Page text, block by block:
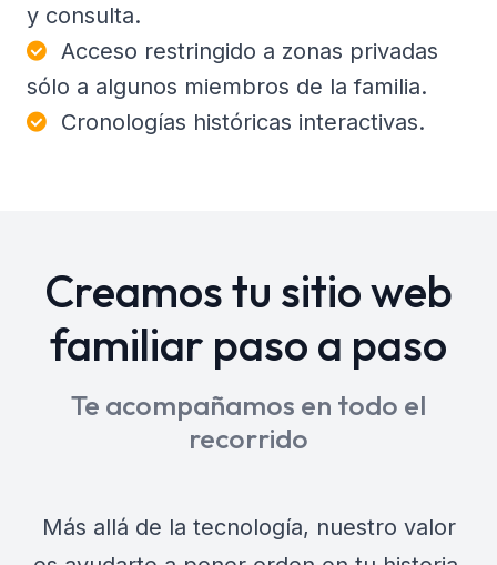
y consulta.
Acceso restringido a zonas privadas
sólo a algunos miembros de la familia.
Cronologías históricas interactivas.
Creamos tu sitio web
familiar paso a paso
Te acompañamos en todo el
recorrido
Más allá de la tecnología, nuestro valor